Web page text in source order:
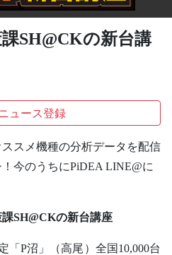
SH@CKの新台講
ュース登録
スメ機種の分析データを配信
今のうちにPiDEA LINE@に
課SH@CKの新台講座
「P沼」（高尾）全国10,000台